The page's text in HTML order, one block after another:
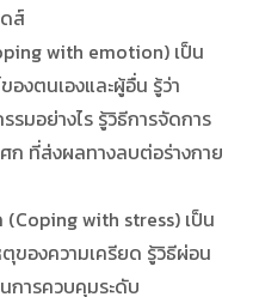
ส์
with emotion) เป็น
องตนเองและผู้อื่น รู้ว่า
มอย่างไร รู้วิธีการจัดการ
ก ที่ส่งผลทางลบต่อร่างกาย
with stress) เป็น
ของความเครียด รู้วิธีผ่อน
การควบคุมระดับ